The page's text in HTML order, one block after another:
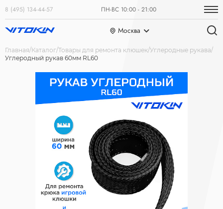
8 (495) 134-44-57 ПН-ВС 10:00 - 21:00
Москва
Главная Каталог Товары для ремонта клюшек Углеродные рукава
Углеродный рукав 60мм RL60